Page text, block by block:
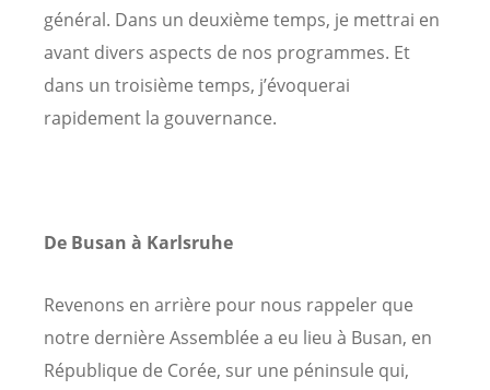
général. Dans un deuxième temps, je mettrai en
avant divers aspects de nos programmes. Et
dans un troisième temps, j’évoquerai
rapidement la gouvernance.
De Busan à Karlsruhe
Revenons en arrière pour nous rappeler que
notre dernière Assemblée a eu lieu à Busan, en
République de Corée, sur une péninsule qui,